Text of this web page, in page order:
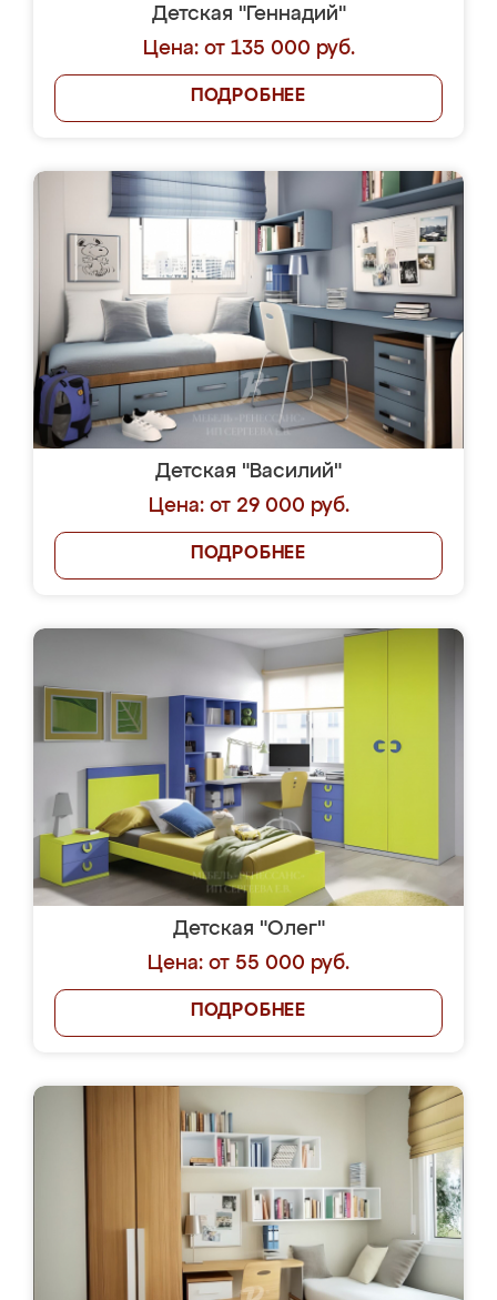
Детская "Геннадий"
Цена: от 135 000 руб.
ПОДРОБНЕЕ
Детская "Василий"
Цена: от 29 000 руб.
ПОДРОБНЕЕ
Детская "Олег"
Цена: от 55 000 руб.
ПОДРОБНЕЕ